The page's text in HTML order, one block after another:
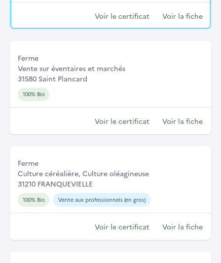
Voir le certificat Voir la fiche
Ferme
Vente sur éventaires et marchés
31580 Saint Plancard
100% Bio
Voir le certificat Voir la fiche
Ferme
Culture céréalière, Culture oléagineuse
31210 FRANQUEVIELLE
100% Bio Vente aux professionnels (en gros)
Voir le certificat Voir la fiche